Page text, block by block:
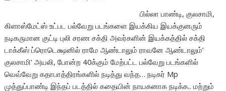
பில்லா பாண்டி, குலசாமி,
கிளாஸ்மேட்ஸ் உட்பட பல்வேறு படங்களை இயக்கிய இயக்குனரும்
நடிகருமான குட்டி புலி சரண சக்தி அவர்களின் இயக்கத்தில் சக்தி
டாக்கீஸ் ப்ரொடெக்ஷனில் ராமே ஆண்டாலும் ராவனே ஆண்டாலும்’
குலசாமி’ அயலி, போன்ற 40க்கும் மேற்பட்ட பல்வேறு படங்களில்
வெவ்வேறு கதாபாத்திரங்களில் நடித்து வந்த… நடிகர் Mp
முத்துப்பாண்டி இந்தப் படத்தில் கதையின் நாயகனாக நடிக்க.. மற்றும்